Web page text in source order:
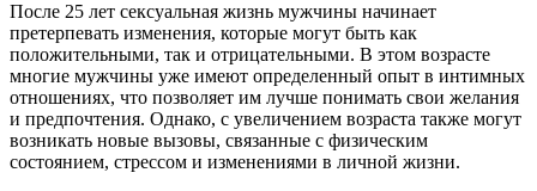
После 25 лет сексуальная жизнь мужчины начинает
претерпевать изменения, которые могут быть как
положительными, так и отрицательными. В этом возрасте
многие мужчины уже имеют определенный опыт в интимных
отношениях, что позволяет им лучше понимать свои желания
и предпочтения. Однако, с увеличением возраста также могут
возникать новые вызовы, связанные с физическим
состоянием, стрессом и изменениями в личной жизни.